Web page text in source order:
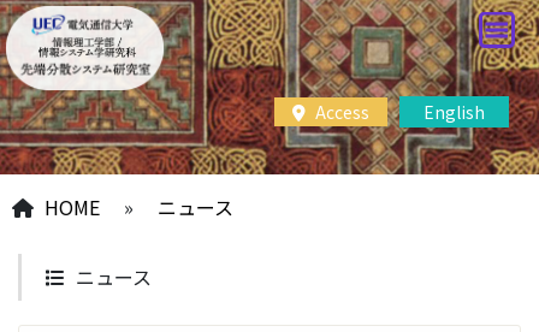
English
Access
HOME » ニュース
ニュース